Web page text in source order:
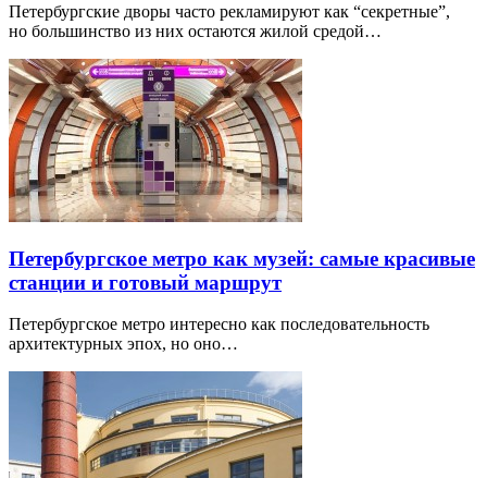
Петербургские дворы часто рекламируют как “секретные”,
но большинство из них остаются жилой средой…
Петербургское метро как музей: самые красивые
станции и готовый маршрут
Петербургское метро интересно как последовательность
архитектурных эпох, но оно…